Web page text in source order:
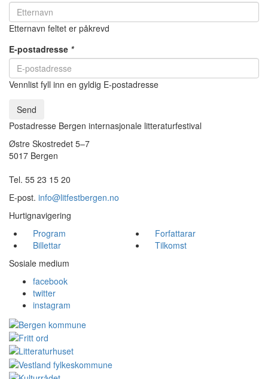
Etternavn feltet er påkrevd
E-postadresse *
Vennlist fyll inn en gyldig E-postadresse
Send
Postadresse Bergen internasjonale litteraturfestival
Østre Skostredet 5–7
5017 Bergen
Tel. 55 23 15 20
E-post. info@litfestbergen.no
Hurtignavigering
Program
Forfattarar
Billettar
Tilkomst
Sosiale medium
facebook
twitter
instagram